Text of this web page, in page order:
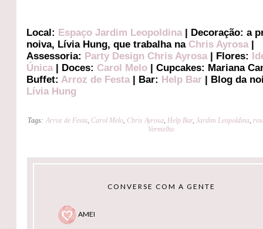
Local: Espaço Jardim Leopoldina| Decoração: a
noiva, Lívia Hung, que trabalha na Chris Ayrosa|
Assessoria: Party Design Chris Ayrosa| Flores:
Única| Doces: Carol Melo | Cupcakes: Mariana
Buffet:Arroz de Festa| Bar: Help Bar | Blog da
Lívia Hung
Tags: Arroz de Festa, Carol Melo, Chris Ayrosa,Help Bar,Jardim Leopoldina,
Vermelho
CONVERSE COM A GENTE
AMEI